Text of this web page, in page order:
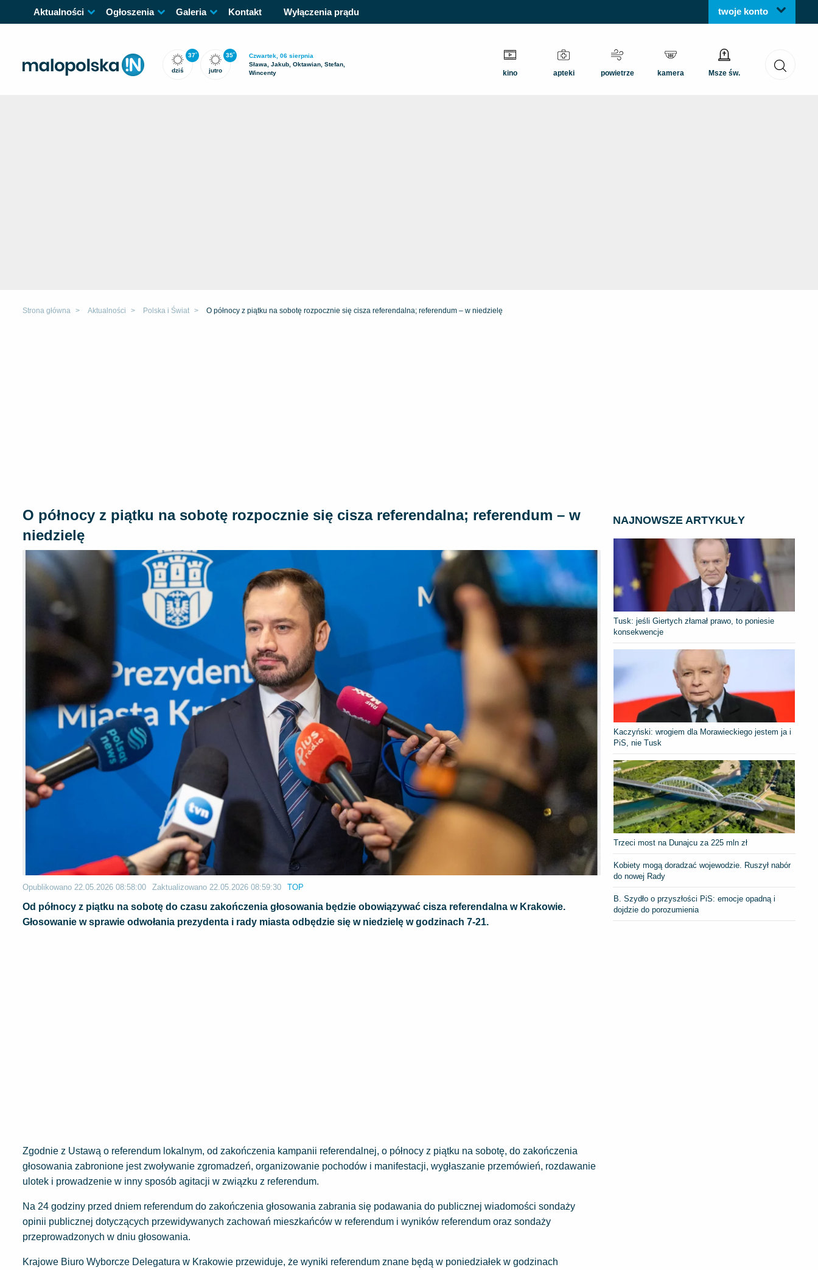
Aktualności Ogłoszenia Galeria Kontakt Wyłączenia prądu twoje konto
37°
dziś
35°
jutro
Czwartek, 06 sierpnia
Sława, Jakub, Oktawian, Stefan,
Wincenty
kino apteki powietrze kamera Msze św.
Strona główna Aktualności Polska i Świat O północy z piątku na sobotę rozpocznie się cisza referendalna; referendum – w niedzielę
O północy z piątku na sobotę rozpocznie się cisza referendalna; referendum – w
niedzielę
Opublikowano 22.05.2026 08:58:00 Zaktualizowano 22.05.2026 08:59:30 TOP
Od północy z piątku na sobotę do czasu zakończenia głosowania będzie obowiązywać cisza referendalna w Krakowie.
Głosowanie w sprawie odwołania prezydenta i rady miasta odbędzie się w niedzielę w godzinach 7-21.
Zgodnie z Ustawą o referendum lokalnym, od zakończenia kampanii referendalnej, o północy z piątku na sobotę, do zakończenia
głosowania zabronione jest zwoływanie zgromadzeń, organizowanie pochodów i manifestacji, wygłaszanie przemówień, rozdawanie
ulotek i prowadzenie w inny sposób agitacji w związku z referendum.
Na 24 godziny przed dniem referendum do zakończenia głosowania zabrania się podawania do publicznej wiadomości sondaży
opinii publicznej dotyczących przewidywanych zachowań mieszkańców w referendum i wyników referendum oraz sondaży
przeprowadzonych w dniu głosowania.
Krajowe Biuro Wyborcze Delegatura w Krakowie przewiduje, że wyniki referendum znane będą w poniedziałek w godzinach
NAJNOWSZE ARTYKUŁY
Tusk: jeśli Giertych złamał prawo, to poniesie
konsekwencje
Kaczyński: wrogiem dla Morawieckiego jestem ja i
PiS, nie Tusk
Trzeci most na Dunajcu za 225 mln zł
Kobiety mogą doradzać wojewodzie. Ruszył nabór
do nowej Rady
B. Szydło o przyszłości PiS: emocje opadną i
dojdzie do porozumienia